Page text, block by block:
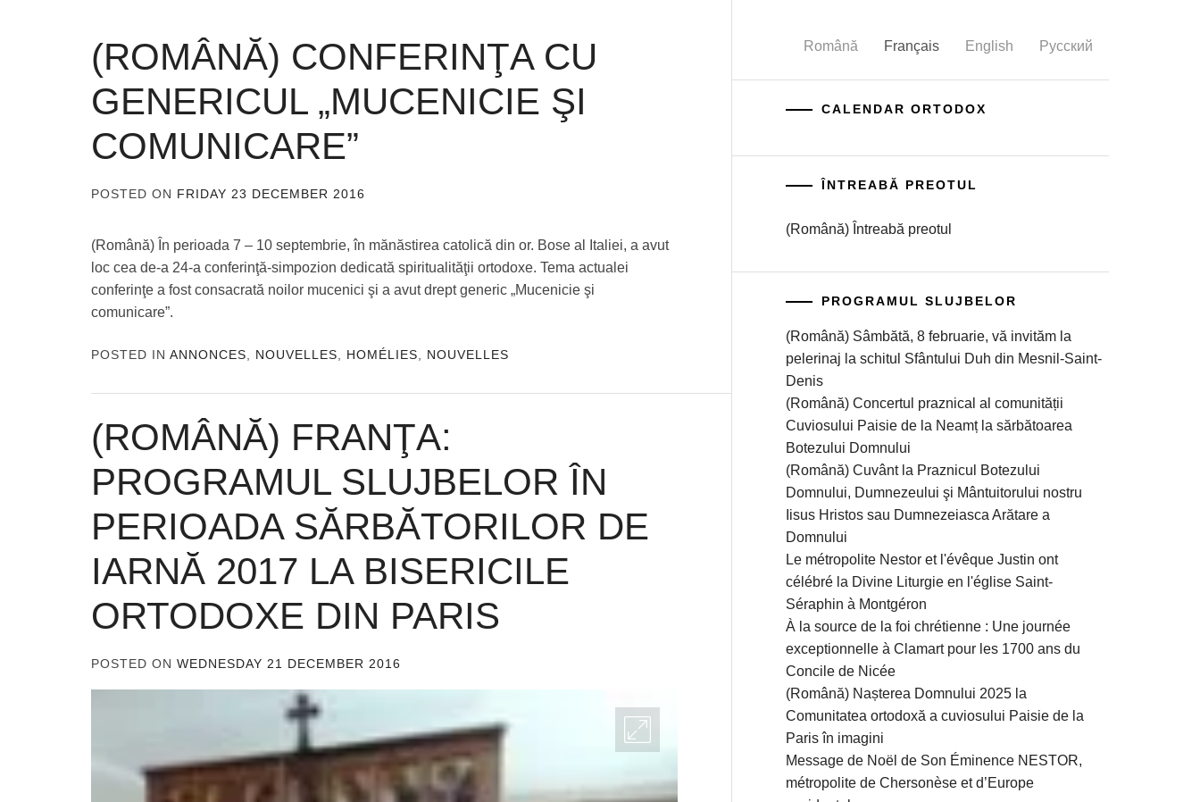
(ROMÂNĂ) CONFERINŢA CU
GENERICUL „MUCENICIE ŞI
COMUNICARE”
POSTED ON FRIDAY 23 DECEMBER 2016
(Română) În perioada 7 – 10 septembrie, în mănăstirea catolică din or. Bose al Italiei, a avut
loc cea de-a 24-a conferinţă-simpozion dedicată spiritualităţii ortodoxe. Tema actualei
conferinţe a fost consacrată noilor mucenici şi a avut drept generic „Mucenicie şi
comunicare”.
POSTED IN ANNONCES NOUVELLES HOMÉLIES NOUVELLES
(ROMÂNĂ) FRANŢA:
PROGRAMUL SLUJBELOR ÎN
PERIOADA SĂRBĂTORILOR DE
IARNĂ 2017 LA BISERICILE
ORTODOXE DIN PARIS
POSTED ON WEDNESDAY 21 DECEMBER 2016
Română Français English Русский
CALENDAR ORTODOX
ÎNTREABĂ PREOTUL
(Română) Întreabă preotul
PROGRAMUL SLUJBELOR
(Română) Sâmbătă, 8 februarie, vă invităm la
pelerinaj la schitul Sfântului Duh din Mesnil-Saint-
Denis
(Română) Concertul praznical al comunității
Cuviosului Paisie de la Neamț la sărbătoarea
Botezului Domnului
(Română) Cuvânt la Praznicul Botezului
Domnului, Dumnezeului şi Mântuitorului nostru
Iisus Hristos sau Dumnezeiasca Arătare a
Domnului
Le métropolite Nestor et l'évêque Justin ont
célébré la Divine Liturgie en l'église Saint-
Séraphin à Montgéron
À la source de la foi chrétienne : Une journée
exceptionnelle à Clamart pour les 1700 ans du
Concile de Nicée
(Română) Nașterea Domnului 2025 la
Comunitatea ortodoxă a cuviosului Paisie de la
Paris în imagini
Message de Noël de Son Éminence NESTOR,
métropolite de Chersonèse et d’Europe